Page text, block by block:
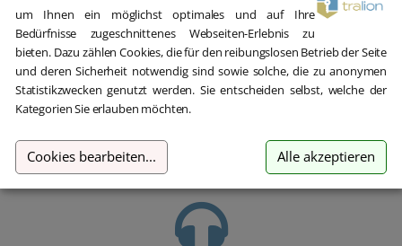
Hilfe bei der Installation
Wir bieten Ihnen bei der Erstinstallation kostenlose Hilfe über
um Ihnen ein möglichst optimales und auf Ihre
Bedürfnisse zugeschnittenes Webseiten-Erlebnis zu
bieten. Dazu zählen Cookies, die für den reibungslosen Betrieb der Seite
und deren Sicherheit notwendig sind sowie solche, die zu anonymen
Statistikzwecken genutzt werden. Sie entscheiden selbst, welche der
Kategorien Sie erlauben möchten.
Cookies bearbeiten... Alle akzeptieren